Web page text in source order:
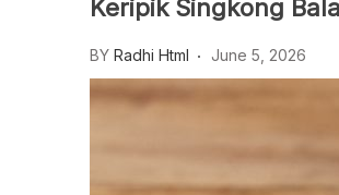
Keripik Singkong
BY Radhi Html June 5, 2026